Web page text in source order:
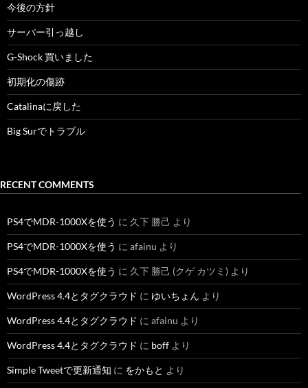
今後の方針
サーバー引っ越し
G-Shock 買いました
初期化の傷跡
Catalinaに戻した
Big Surでトラブル
RECENT COMMENTS
PS4でMDR-1000Xを使う に 久下 勝己 より
PS4でMDR-1000Xを使う に afainu より
PS4でMDR-1000Xを使う に 久下 勝己 (クゲ カツミ) より
WordPress 4.4とタグクラウド に ゆいちょん より
WordPress 4.4とタグクラウド に afainu より
WordPress 4.4とタグクラウド に boff より
Simple Tweetで更新通知 に をかもと より